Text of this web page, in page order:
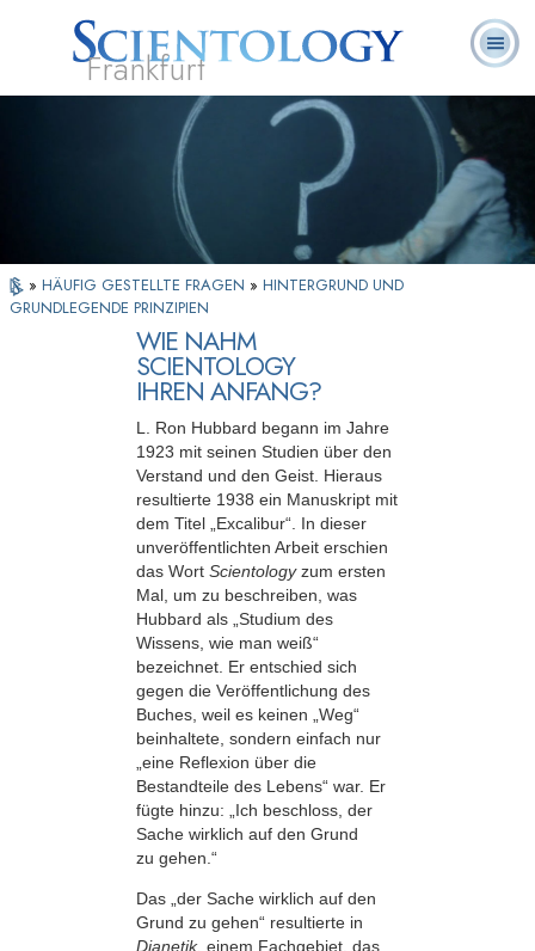
Frankfurt
Scientology?
Ehrenamtliche
Geistliche
Häufig gestellte
Fragen
» HÄUFIG GESTELLTE FRAGEN » HINTERGRUND UND
GRUNDLEGENDE PRINZIPIEN
WIE NAHM
SCIENTOLOGY
IHREN ANFANG?
L. Ron Hubbard begann im Jahre
1923 mit seinen Studien über den
Verstand und den Geist. Hieraus
resultierte 1938 ein Manuskript mit
dem Titel „Excalibur“. In dieser
unveröffentlichten Arbeit erschien
das Wort Scientologyzum ersten
Mal, um zu beschreiben, was
Hubbard als „Studium des
Wissens, wie man weiß“
bezeichnet. Er entschied sich
gegen die Veröffentlichung des
Buches, weil es keinen „Weg“
beinhaltete, sondern einfach nur
„eine Reflexion über die
Bestandteile des Lebens“ war. Er
fügte hinzu: „Ich beschloss, der
Sache wirklich auf den Grund
zu gehen.“
Das „der Sache wirklich auf den
Grund zu gehen“ resultierte in
Dianetik, einem Fachgebiet, das